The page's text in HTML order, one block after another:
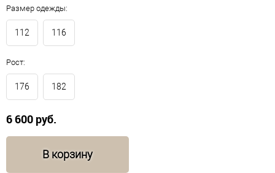
Размер одежды:
112 116
Рост:
176 182
6 600 руб.
В корзину